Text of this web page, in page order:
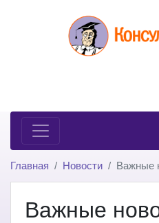
Главная Новости Важные
Важные